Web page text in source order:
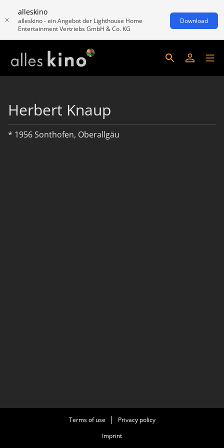
alleskino
alleskino - ein Angebot der Lighthouse Home
Entertainment Vertriebs GmbH & Co. KG
Download
Herbert Knaup
* 1956 Sonthofen, Oberallgäu
Terms of use
Privacy policy
Imprint